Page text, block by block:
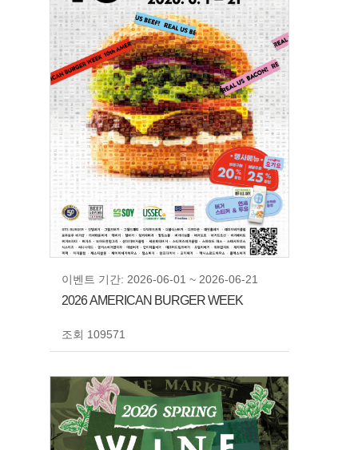
이벤트 기간: 2026-06-01 ~ 2026-06-21
2026 AMERICAN BURGER WEEK
조회 109571